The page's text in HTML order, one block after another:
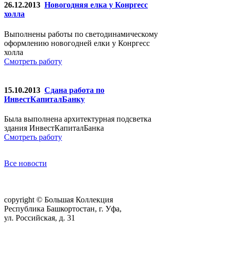
26.12.2013 Новогодняя елка у Конргесс
холла
Выполнены работы по светодинамическому
оформлению новогодней елки у Конргесс
холла
Смотреть работу
15.10.2013 Сдана работа по
ИнвестКапиталБанку
Была выполнена архитектурная подсветка
здания ИнвестКапиталБанка
Смотреть работу
Все новости
copyright © Большая Коллекция
Республика Башкортостан, г. Уфа,
ул. Российская, д. 31